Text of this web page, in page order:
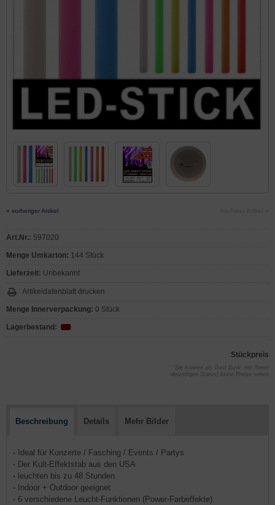
« vorheriger Artikel
Art.Nr.: 597020
Menge Umkarton: 144 Stück
Lieferzeit: Unbekannt
Artikeldatenblatt drucken
Menge Innerverpackung: 0 Stück
Lagerbestand:
Stückpreis
Sie können als Gast (bzw. mit Ihrem
derzeitigen Status) keine Preise sehen
Beschreibung Details Mehr Bilder
- Ideal für Konzerte / Fasching / Events / Partys
- Der Kult-Effektstab aus den USA
​- leuchten bis zu 48 Stunden
- Indoor + Outdoor geeignet
- 6 verschiedene Leucht-Funktionen (Power-Farbeffekte)